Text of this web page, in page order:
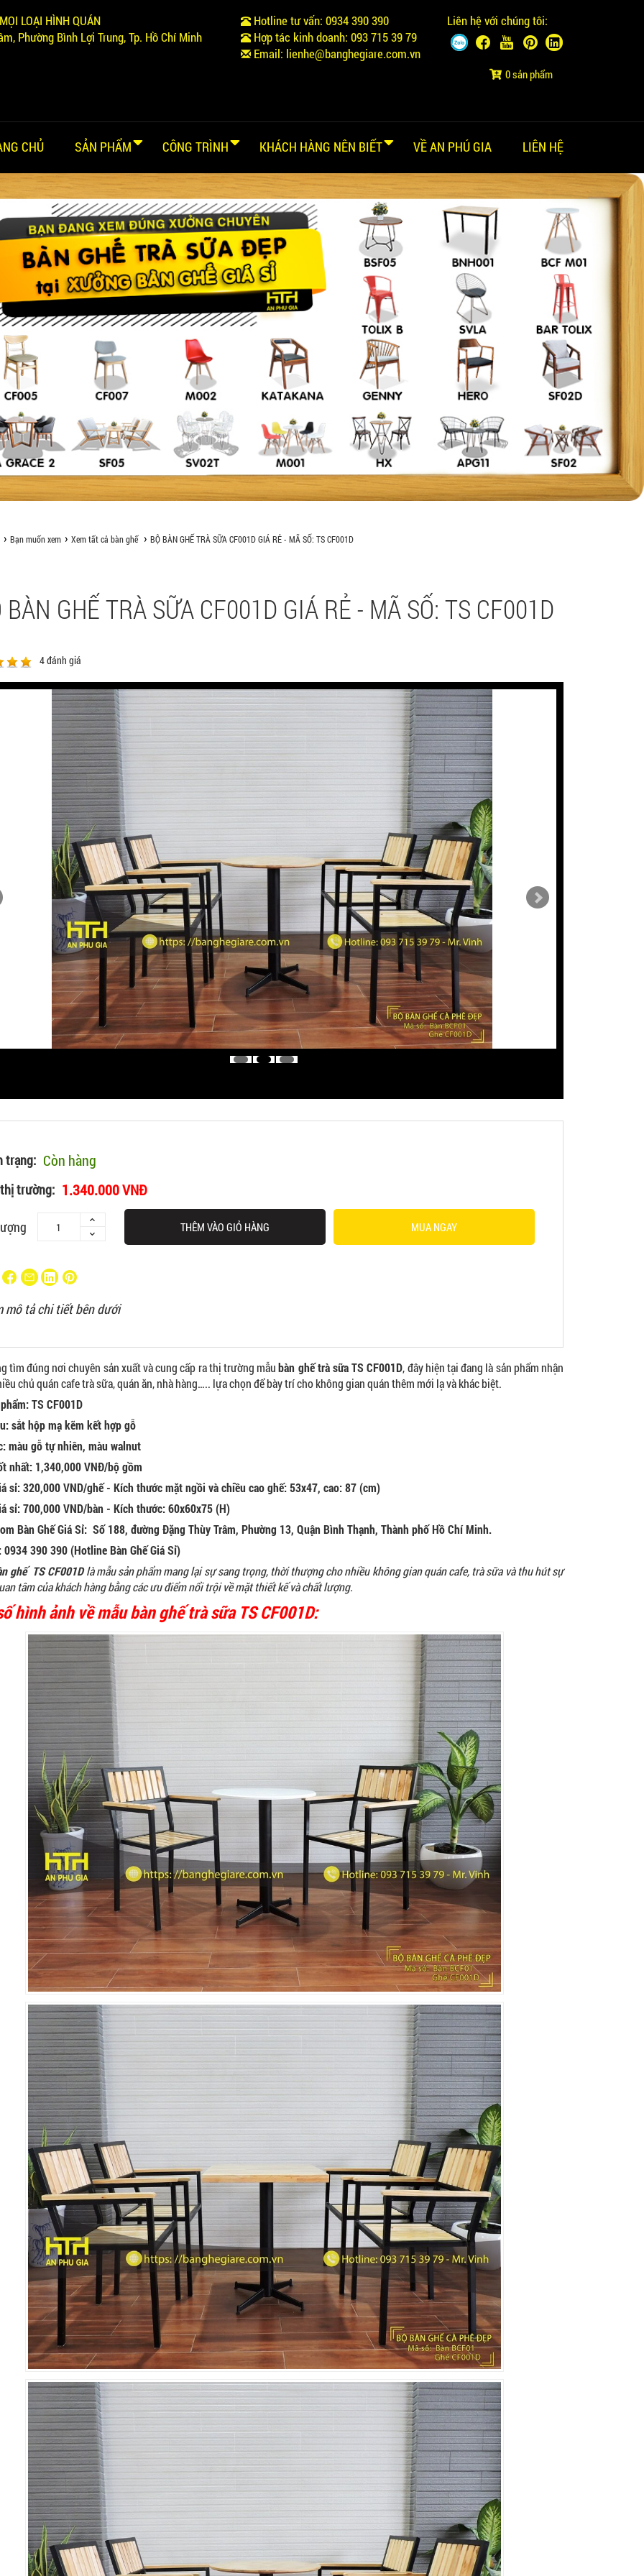
LOẠI HÌNH QUÁN
Phường Bình Lợi Trung, Tp. Hồ Chí Minh
Hotline tư vấn: 0934 390 390
Hợp tác kinh doanh: 093 715 39 79
Email: lienhe@banghegiare.com.vn
Liên hệ với chúng tôi:
0 sản phẩm
CHỦ SẢN PHẨM CÔNG TRÌNH KHÁCH HÀNG NÊN BIẾT VỀ AN PHÚ GIA LIÊN HỆ
Bạn muốn xem Xem tất cả bàn ghế BỘ BÀN GHẾ TRÀ SỮA CF001D GIÁ RẺ - MÃ SỐ: TS CF001D
BÀN GHẾ TRÀ SỮA CF001D GIÁ RẺ - MÃ SỐ: TS CF001D
4đánh giá
trạng: Còn hàng
trường: 1.340.000 VNĐ
THÊM VÀO GIỎ HÀNG MUA NGAY
mô tả chi tiết bên dưới
tìm đúng nơi chuyên sản xuất và cung cấp ra thị trường mẫubàn ghế trà sữa TS CF001D, đây hiện tại đang là sản phẩm nhận
chủ quán cafe trà sữa, quán ăn, nhà hàng….. lựa chọn để bày trí cho không gian quán thêm mới lạ và khác biệt.
TS CF001D
sắt hộp mạ kẽm kết hợp gỗ
màu gỗ tự nhiên, màu walnut
nhất: 1,340,000VNĐ/bộ gồm
sỉ: 320,000 VND/ghế - Kích thước mặt ngồi và chiều cao ghế: 53x47, cao: 87 (cm)
sỉ: 700,000 VND/bàn - Kích thước: 60x60x75 (H)
Bàn Ghế Giá Sỉ: Số 188, đường Đặng Thùy Trâm, Phường 13, Quận Bình Thạnh, Thành phố Hồ Chí Minh.
390 390 (Hotline Bàn Ghế Giá Sỉ)
ghế TS CF001Dlà mẫu sản phẩm mang lại sự sang trọng, thời thượng cho nhiều không gian quán cafe, trà sữa và thu hút sự
tâm của khách hàng bằng các ưu điểm nổi trội về mặt thiết kế và chất lượng.
hình ảnh về mẫu bàn ghế trà sữa TS CF001D: